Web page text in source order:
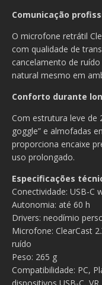
Comunicação
O microfone retrátil
com qualidade de
cancelamento de
natural mesmo em
Conforto durante
Com estrutura leve de
goggle” e almofadas
proporciona encaixe
uso prolongado.
Especificações
Conectividade: USB-C
Autonomia: até 60 h
Drivers: neodímio
Microfone: ClearCast
ruído
Peso: 265 g
Compatibilidade: PC,